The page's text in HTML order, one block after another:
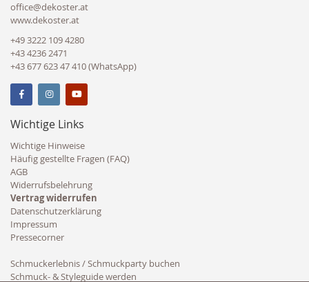
office@dekoster.at
www.dekoster.at
+49 3222 109 4280
+43 4236 2471
+43 677 623 47 410 (WhatsApp)
Wichtige Links
Wichtige Hinweise
Häufig gestellte Fragen (FAQ)
AGB
Widerrufsbelehrung
Vertrag widerrufen
Datenschutzerklärung
Impressum
Pressecorner
Schmuckerlebnis / Schmuckparty buchen
Schmuck- & Styleguide werden